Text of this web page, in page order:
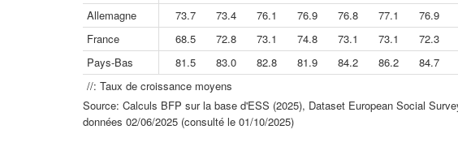
Allemagne
73.7 73.4 76.1 76.9 76.8 77.1 76.9
France
68.5 72.8 73.1 74.8 73.1 73.1 72.3
Pays-Bas
81.5 83.0 82.8 81.9 84.2 86.2 84.7
//: Taux de croissance moyens
Source: Calculs BFP sur la base d'ESS (2025), Dataset European Social
données 02/06/2025 (consulté le 01/10/2025)